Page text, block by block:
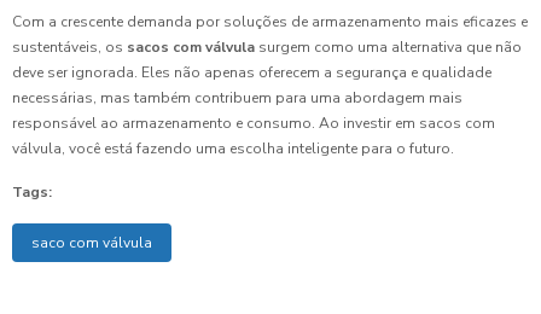
Com a crescente demanda por soluções de armazenamento mais eficazes e
sustentáveis, os sacos com válvula surgem como uma alternativa que não
deve ser ignorada. Eles não apenas oferecem a segurança e qualidade
necessárias, mas também contribuem para uma abordagem mais
responsável ao armazenamento e consumo. Ao investir em sacos com
válvula, você está fazendo uma escolha inteligente para o futuro.
Tags:
saco com válvula